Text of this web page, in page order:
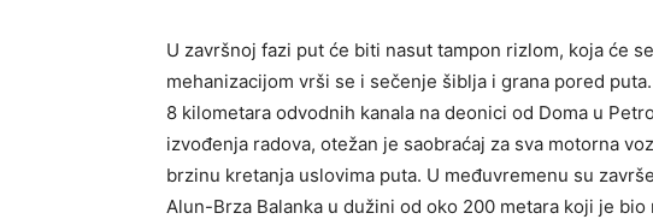
U završnoj fazi put će biti nasut tampon rizlom, koja će
mehanizacijom vrši se i sečenje šiblja i grana pored
8 kilometara odvodnih kanala na deonici od Doma u
izvođenja radova, otežan je saobraćaj za sva motorna
brzinu kretanja uslovima puta. U međuvremenu su
Alun-Brza Balanka u dužini od oko 200 metara koji je